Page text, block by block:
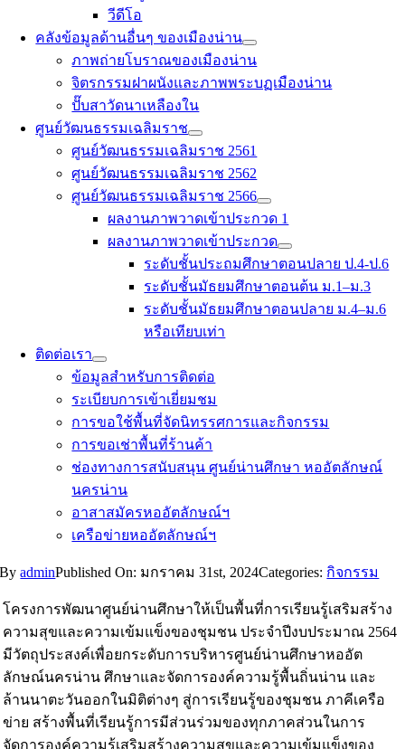
วีดีโอ
คลังข้อมูลด้านอื่นๆ ของเมืองน่าน
ภาพถ่ายโบราณของเมืองน่าน
จิตรกรรมฝาผนังและภาพพระบฏเมืองน่าน
ปั๊บสาวัดนาเหลืองใน
ศูนย์วัฒนธรรมเฉลิมราช
ศูนย์วัฒนธรรมเฉลิมราช 2561
ศูนย์วัฒนธรรมเฉลิมราช 2562
ศูนย์วัฒนธรรมเฉลิมราช 2566
ผลงานภาพวาดเข้าประกวด 1
ผลงานภาพวาดเข้าประกวด
ระดับชั้นประถมศึกษาตอนปลาย ป.4-ป.6
ระดับชั้นมัธยมศึกษาตอนต้น ม.1–ม.3
ระดับชั้นมัธยมศึกษาตอนปลาย ม.4–ม.6
หรือเทียบเท่า
ติดต่อเรา
ข้อมูลสำหรับการติดต่อ
ระเบียบการเข้าเยี่ยมชม
การขอใช้พื้นที่จัดนิทรรศการและกิจกรรม
การขอเช่าพื้นที่ร้านค้า
ช่องทางการสนับสนุน ศูนย์น่านศึกษา หออัตลักษณ์
นครน่าน
อาสาสมัครหออัตลักษณ์ฯ
เครือข่ายหออัตลักษณ์ฯ
ByadminPublished On: มกราคม 31st, 2024Categories: กิจกรรม
โครงการพัฒนาศูนย์น่านศึกษาให้เป็นพื้นที่การเรียนรู้เสริมสร้าง
ความสุขและความเข้มแข็งของชุมชน ประจำปีงบประมาณ 2564
มีวัตถุประสงค์เพื่อยกระดับการบริหารศูนย์น่านศึกษาหออัต
ลักษณ์นครน่าน ศึกษาและจัดการองค์ความรู้พื้นถิ่นน่าน และ
ล้านนาตะวันออกในมิติต่างๆ สู่การเรียนรู้ของชุมชน ภาคีเครือ
ข่าย สร้างพื้นที่เรียนรู้การมีส่วนร่วมของทุกภาคส่วนในการ
จัดการองค์ความรู้เสริมสร้างความสุขและความเข้มแข็งของ